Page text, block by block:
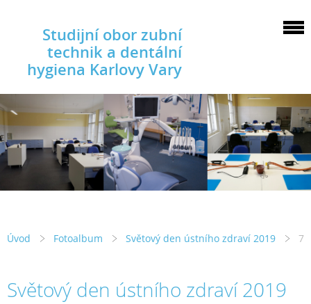
Studijní obor zubní
technik a dentální
hygiena Karlovy Vary
Úvod Fotoalbum Světový den ústního zdraví 2019 7
Světový den ústního zdraví 2019